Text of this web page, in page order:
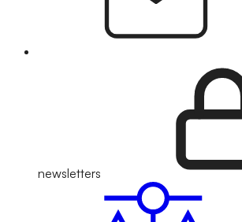
newsletters